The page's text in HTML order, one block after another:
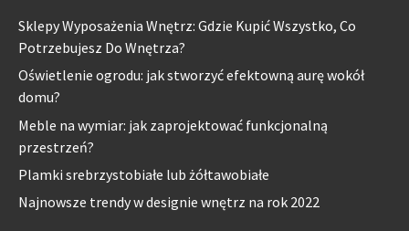
Sklepy Wyposażenia Wnętrz: Gdzie Kupić Wszystko, Co
Potrzebujesz Do Wnętrza?
Oświetlenie ogrodu: jak stworzyć efektowną aurę wokół
domu?
Meble na wymiar: jak zaprojektować funkcjonalną
przestrzeń?
Plamki srebrzystobiałe lub żółtawobiałe
Najnowsze trendy w designie wnętrz na rok 2022